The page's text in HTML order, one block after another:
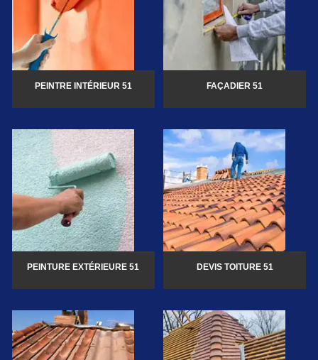
PEINTRE INTÉRIEUR 51 FAÇADIER 51
PEINTURE EXTÉRIEURE 51 DEVIS TOITURE 51